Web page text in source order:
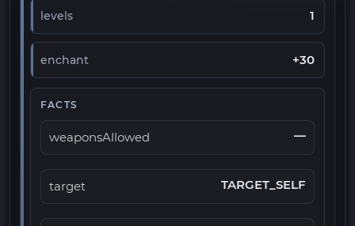
levels 1
enchant +30
FACTS
weaponsAllowed —
target TARGET_SELF